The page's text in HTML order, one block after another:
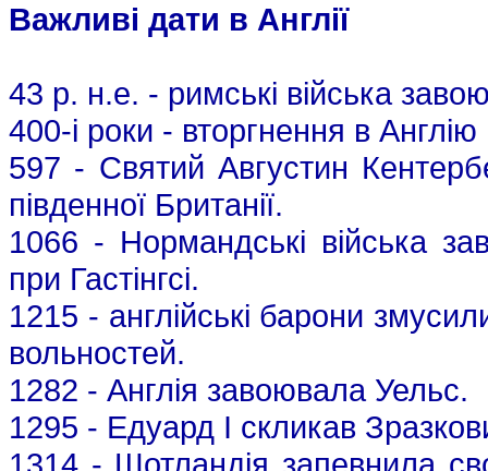
Важливі дати в Англії
43 р. н.е. - римські війська
400-і роки - вторгнення в
597 - Святий Августин
південної Британії.
1066 - Нормандські війська
при Гастінгсі.
1215 - англійські барони
вольностей.
1282 - Англія завоювала Уельс.
1295 - Едуард І скликав